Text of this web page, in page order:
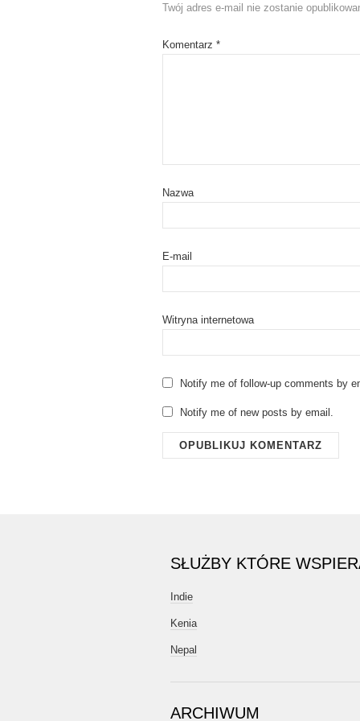
w
Twój adres e-mail nie zostanie
Komentarz *
Nazwa
E-mail
Witryna internetowa
Notify me of follow-up comments by
Notify me of new posts by email.
SŁUŻBY KTÓRE
Indie
Kenia
Nepal
ARCHIWUM